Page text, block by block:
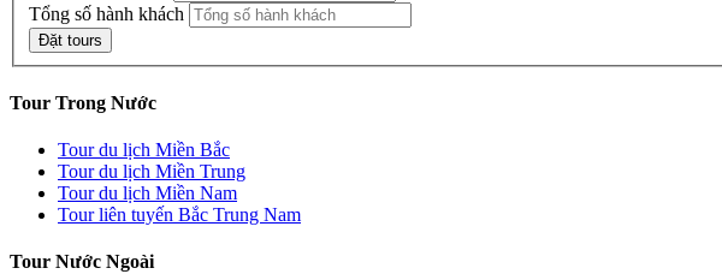
Tổng số hành khách
Tour Trong Nước
Tour du lịch Miền Bắc
Tour du lịch Miền Trung
Tour du lịch Miền Nam
Tour liên tuyến Bắc Trung Nam
Tour Nước Ngoài